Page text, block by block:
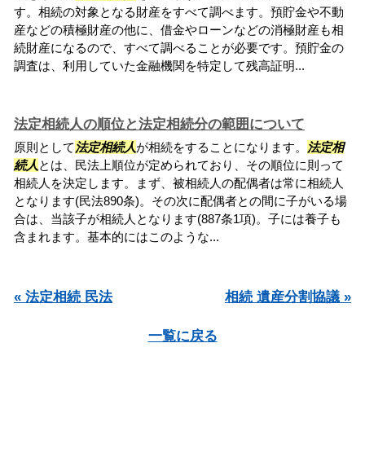
す。相続の対象となる財産をすべて調べます。預貯金や不動
産などの積極財産の他に、借金やローンなどの消極財産も相
続財産になるので、すべて調べることが必要です。預貯金の
調査は、利用していた金融機関を特定して残高証明...
法定相続人の順位と法定相続分の範囲について
原則として 法定相続人が相続をすることになります。
法定相
続人 とは、民法上順位が定められており、その順位に則って
相続人を決定します。まず、被相続人の配偶者は常に相続人
となります(民法890条)。その次に配偶者との間に子がいる場
合は、当該子が相続人となります(887条1項)。子には養子も
含まれます。基本的にはこのような...
« 法定相続 民法 相続 遺産分割協議 »
一覧に戻る